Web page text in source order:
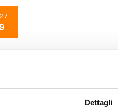
Dettagli
Malaga, Casablanca, Siviglia